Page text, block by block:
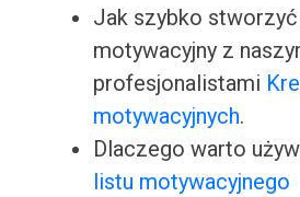
Jak szybko
motywacyjny z
profesjonalistami
motywacyjnych.
Dlaczego warto
listu motywacyjnego